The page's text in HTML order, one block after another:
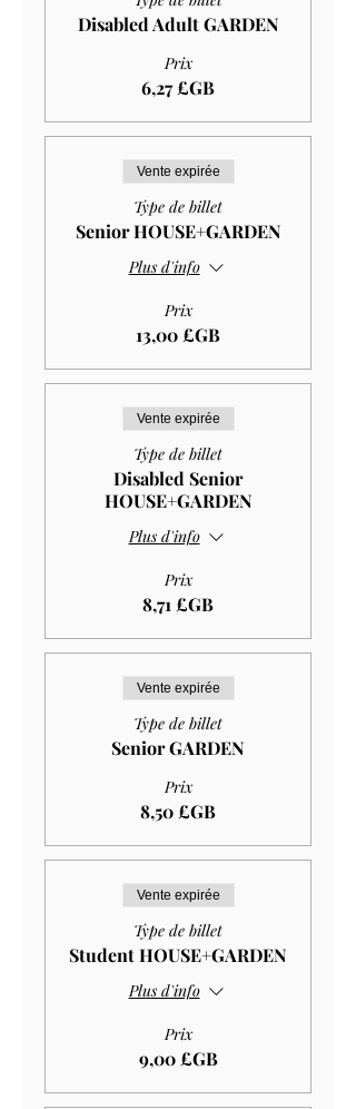
Disabled Adult GARDEN
Prix
6,27 £GB
Vente expirée
Type de billet
Senior HOUSE+GARDEN
Plus d'info
Prix
13,00 £GB
Vente expirée
Type de billet
Disabled Senior
HOUSE+GARDEN
Plus d'info
Prix
8,71 £GB
Vente expirée
Type de billet
Senior GARDEN
Prix
8,50 £GB
Vente expirée
Type de billet
Student HOUSE+GARDEN
Plus d'info
Prix
9,00 £GB